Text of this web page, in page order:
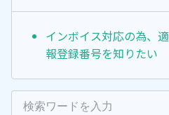
インボイス対応の為、
報登録番号を知りたい